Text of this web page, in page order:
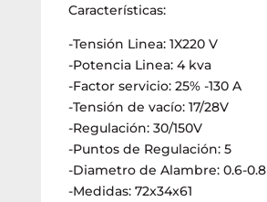
Características:
-Tensión Linea: 1X220 V
-Potencia Linea: 4 kva
-Factor servicio: 25% -130 A
-Tensión de vacío: 17/28V
-Regulación: 30/150V
-Puntos de Regulación: 5
-Diametro de Alambre: 0.6-0.8
-Medidas: 72x34x61